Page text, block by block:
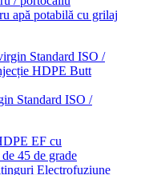
apă potabilă cu grilaj
Standard ISO /
Electrofuziune